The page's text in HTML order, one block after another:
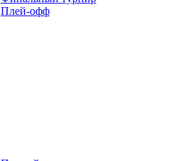
Плей-офф